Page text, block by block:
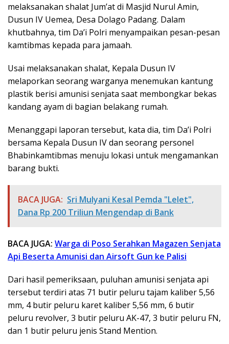
melaksanakan shalat Jum’at di Masjid Nurul Amin,
Dusun IV Uemea, Desa Dolago Padang. Dalam
khutbahnya, tim Da’i Polri menyampaikan pesan-pesan
kamtibmas kepada para jamaah.
Usai melaksanakan shalat, Kepala Dusun IV
melaporkan seorang warganya menemukan kantung
plastik berisi amunisi senjata saat membongkar bekas
kandang ayam di bagian belakang rumah.
Menanggapi laporan tersebut, kata dia, tim Da’i Polri
bersama Kepala Dusun IV dan seorang personel
Bhabinkamtibmas menuju lokasi untuk mengamankan
barang bukti.
BACA JUGA: Sri Mulyani Kesal Pemda "Lelet",
Dana Rp 200 Triliun Mengendap di Bank
BACA JUGA: Warga di Poso Serahkan Magazen Senjata
Api Beserta Amunisi dan Airsoft Gun ke Palisi
Dari hasil pemeriksaan, puluhan amunisi senjata api
tersebut terdiri atas 71 butir peluru tajam kaliber 5,56
mm, 4 butir peluru karet kaliber 5,56 mm, 6 butir
peluru revolver, 3 butir peluru AK-47, 3 butir peluru FN,
dan 1 butir peluru jenis Stand Mention.